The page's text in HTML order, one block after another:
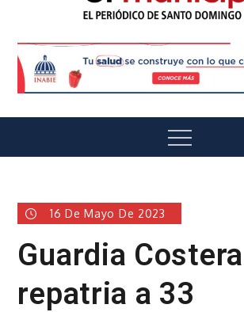
El Munícipe
Menu
16 De Mayo De 2023
Guardia Costera
repatria a 33